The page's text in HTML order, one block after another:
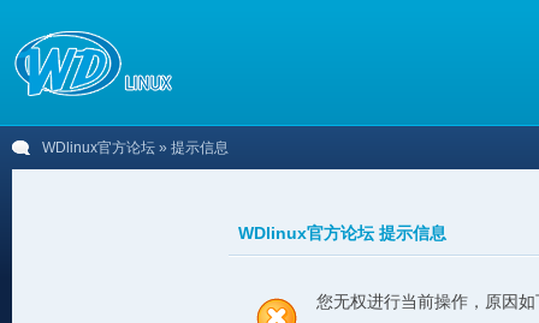
WDlinux官方论坛 » 提示信息
WDlinux官方论坛 提示信息
您无权进行当前操作，原因如